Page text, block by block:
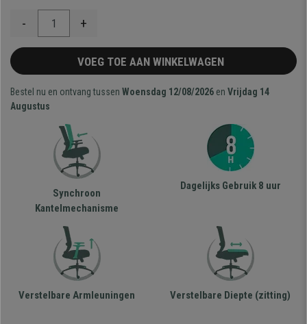
- +
VOEG TOE AAN WINKELWAGEN
Bestel nu en ontvang tussen Woensdag 12/08/2026 en Vrijdag 14
Augustus
Synchroon
Kantelmechanisme
Dagelijks Gebruik 8 uur
Verstelbare Armleuningen Verstelbare Diepte (zitting)